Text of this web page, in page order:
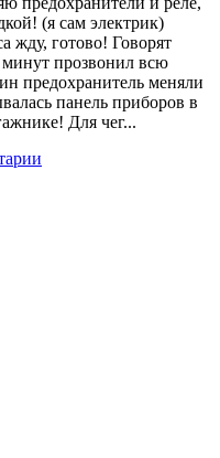
(я сам электрик)
жду, готово! Говорят
прозвонил всю
предохранитель меняли
панель приборов в
Для чег...